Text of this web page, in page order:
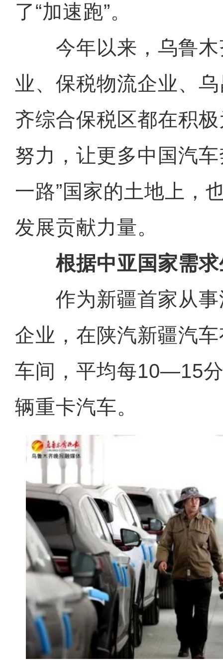
了“加速跑”。
今年以来，乌鲁木
业、保税物流企业、
齐综合保税区都在积
努力，让更多中国汽
一路”国家的土地上，
发展贡献力量。
根据中亚国家需求
作为新疆首家从事
企业，在陕汽新疆汽
车间，平均每10—15
辆重卡汽车。